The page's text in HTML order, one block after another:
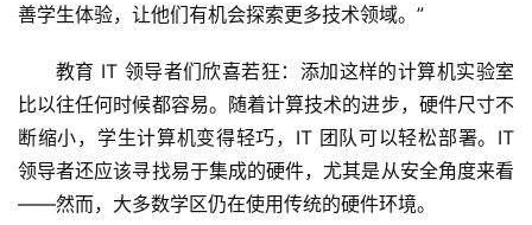
善学生体验，让他们有机会探索更多技术领域。”
教育 IT 领导者们欣喜若狂：添加这样的计算机实验室
比以往任何时候都容易。随着计算技术的进步，硬件尺寸不
断缩小，学生计算机变得轻巧，IT 团队可以轻松部署。IT
领导者还应该寻找易于集成的硬件，尤其是从安全角度来看
——然而，大多数学区仍在使用传统的硬件环境。